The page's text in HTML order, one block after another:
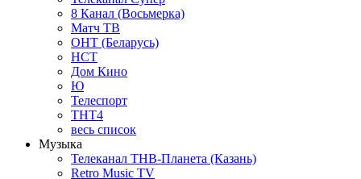
8 Канал (Восьмерка)
Матч ТВ
ОНТ (Беларусь)
НСТ
Дом Кино
Ю
Телеспорт
ТНТ4
весь список
Музыка
Телеканал ТНВ-Планета (Казань)
Retro Music TV